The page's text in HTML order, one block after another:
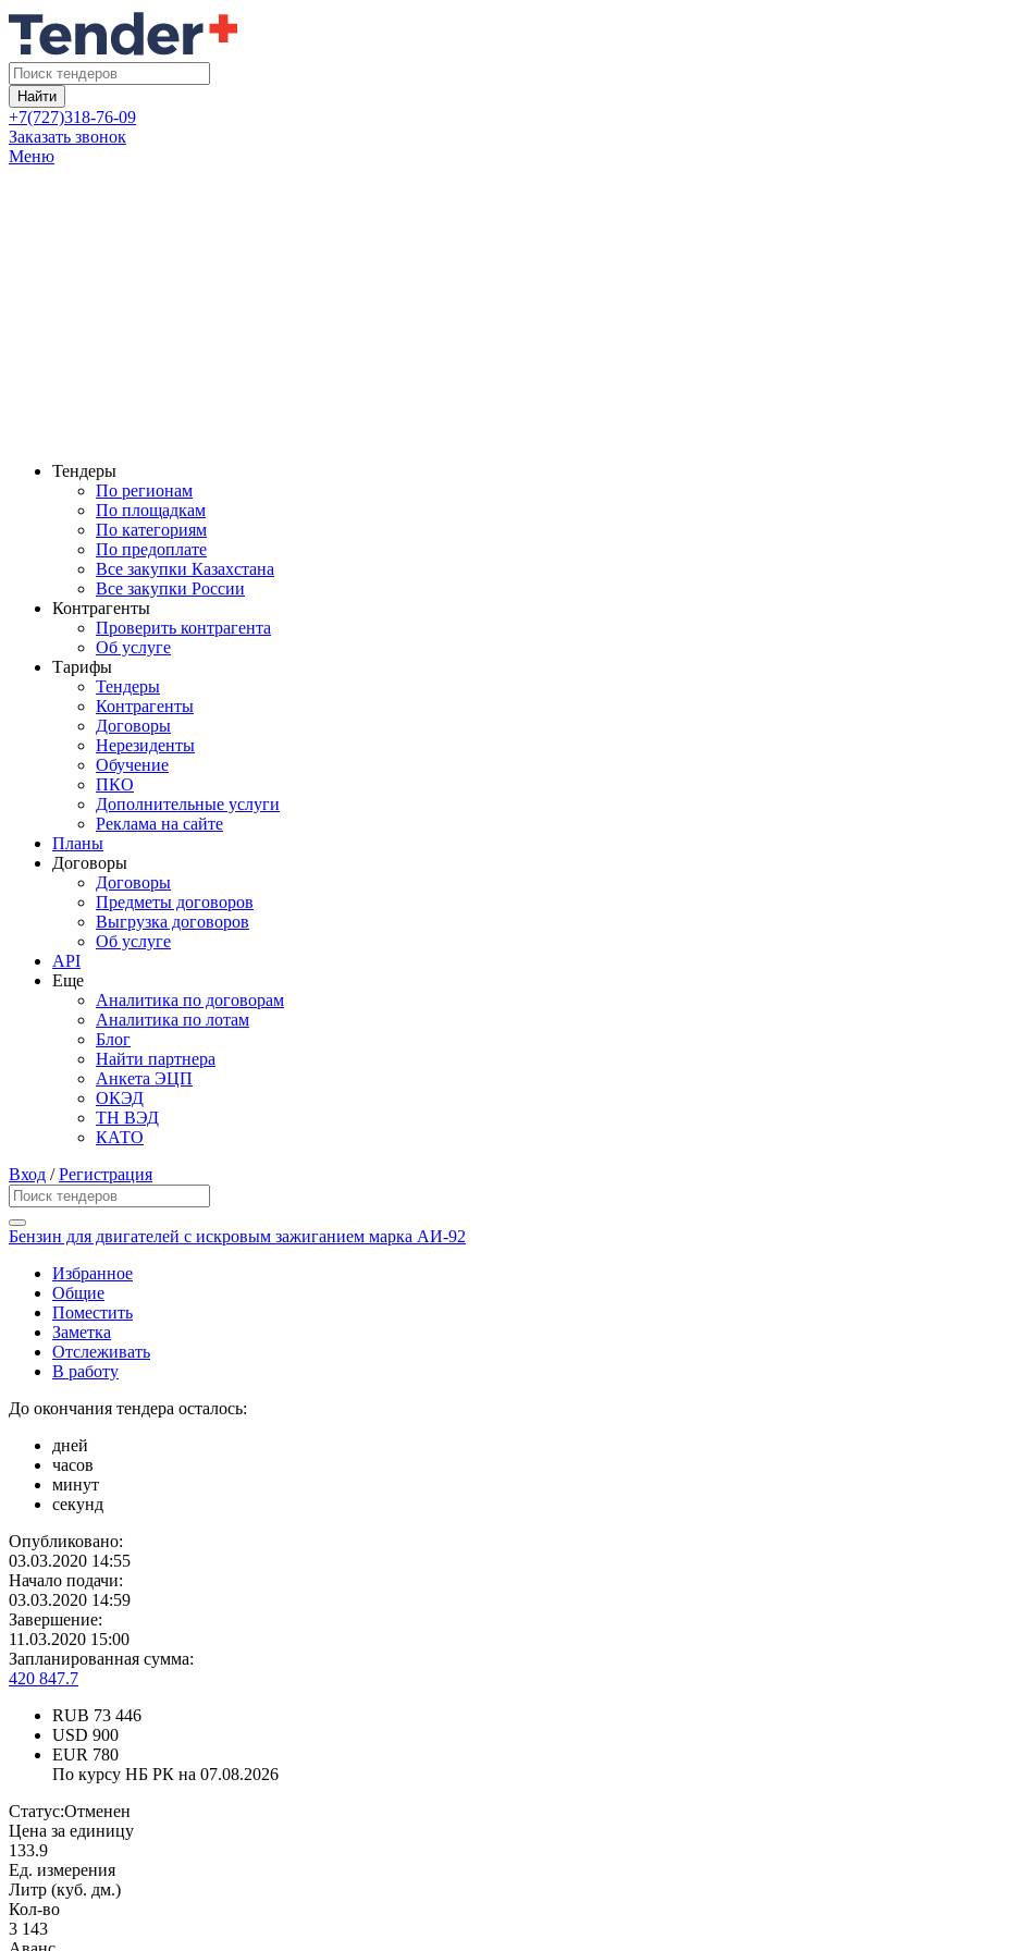
Найти
+7(727)318-76-09
Заказать звонок
Меню
Тендеры
По регионам
По площадкам
По категориям
По предоплате
Все закупки Казахстана
Все закупки России
Контрагенты
Проверить контрагента
Об услуге
Тарифы
Тендеры
Контрагенты
Договоры
Нерезиденты
Обучение
ПКО
Дополнительные услуги
Реклама на сайте
Планы
Договоры
Договоры
Предметы договоров
Выгрузка договоров
Об услуге
API
Еще
Аналитика по договорам
Аналитика по лотам
Блог
Найти партнера
Анкета ЭЦП
ОКЭД
ТН ВЭД
КАТО
Вход /Регистрация
Бензин для двигателей с искровым зажиганием марка АИ-92
Избранное
Общие
Поместить
Заметка
Отслеживать
В работу
До окончания тендера осталось:
дней
часов
минут
секунд
Опубликовано:
03.03.2020 14:55
Начало подачи:
03.03.2020 14:59
Завершение:
11.03.2020 15:00
Запланированная сумма:
420 847.7
RUB 73 446
USD 900
EUR 780
По курсу НБ РК на 07.08.2026
Статус:Отменен
Цена за единицу
133.9
Ед. измерения
Литр (куб. дм.)
Кол-во
3 143